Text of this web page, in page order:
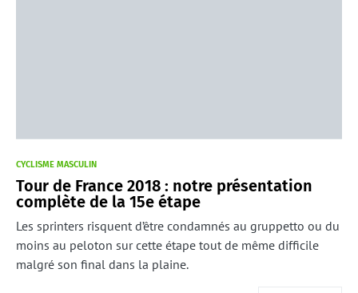
CYCLISME MASCULIN
Tour de France 2018 : notre présentation
complète de la 15e étape
Les sprinters risquent d’être condamnés au gruppetto ou du
moins au peloton sur cette étape tout de même difficile
malgré son final dans la plaine.